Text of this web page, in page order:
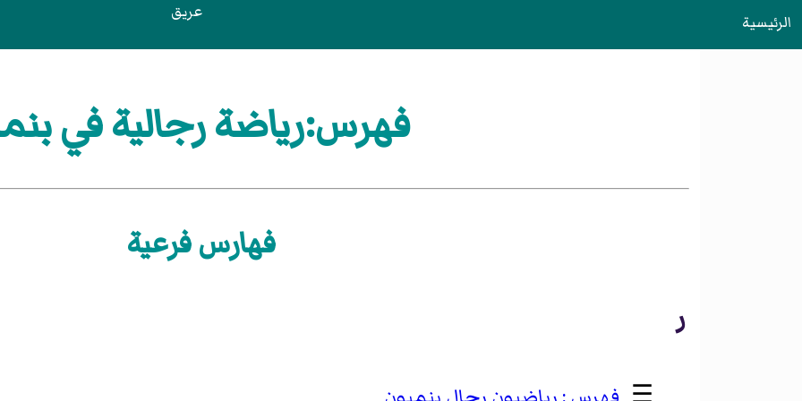
الرئيسية عريق
فهرس:رياضة رجالية في
فهارس فرعية
ر